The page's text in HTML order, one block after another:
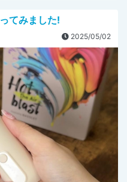
てみました!
2025/05/02